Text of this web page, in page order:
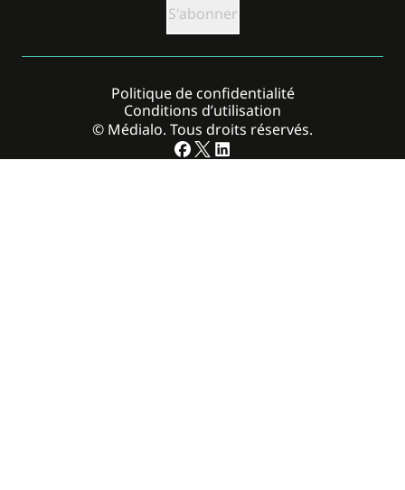
© Médialo. Tous droits réservés.
Politique de confidentialité
Conditions d’utilisation